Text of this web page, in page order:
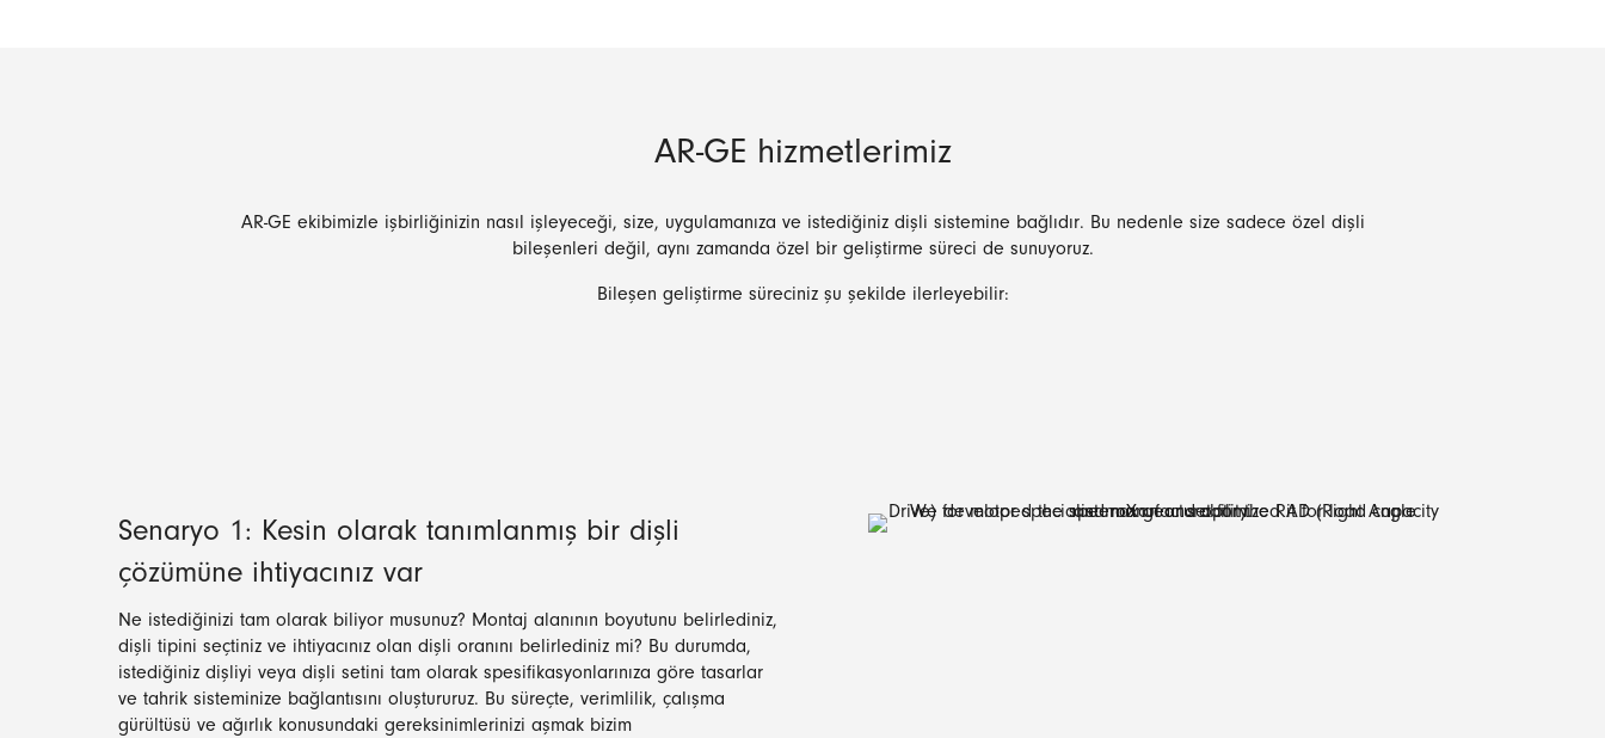
AR-GE hizmetlerimiz
AR-GE ekibimizle işbirliğinizin nasıl işleyeceği, size, uygulamanıza ve istediğiniz dişli sistemine bağlıdır. Bu nedenle size sadece özel dişli
bileşenleri değil, aynı zamanda özel bir geliştirme süreci de sunuyoruz.
Bileşen geliştirme süreciniz şu şekilde ilerleyebilir:
Senaryo 1: Kesin olarak tanımlanmış bir dişli
çözümüne ihtiyacınız var
Ne istediğinizi tam olarak biliyor musunuz? Montaj alanının boyutunu belirlediniz,
dişli tipini seçtiniz ve ihtiyacınız olan dişli oranını belirlediniz mi? Bu durumda,
istediğiniz dişliyi veya dişli setini tam olarak spesifikasyonlarınıza göre tasarlar
ve tahrik sisteminize bağlantısını oluştururuz. Bu süreçte, verimlilik, çalışma
gürültüsü ve ağırlık konusundaki gereksinimlerinizi aşmak bizim